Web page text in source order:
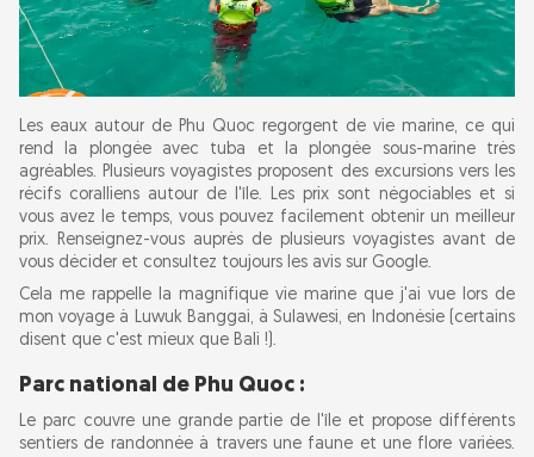
Les eaux autour de Phu Quoc regorgent de vie marine, ce qui
rend la plongée avec tuba et la plongée sous-marine très
agréables. Plusieurs voyagistes proposent des excursions vers les
récifs coralliens autour de l'île. Les prix sont négociables et si
vous avez le temps, vous pouvez facilement obtenir un meilleur
prix. Renseignez-vous auprès de plusieurs voyagistes avant de
vous décider et consultez toujours les avis sur Google.
Cela me rappelle la magnifique vie marine que j'ai vue lors de
mon voyage à Luwuk Banggai, à Sulawesi, en Indonésie (certains
disent que c'est mieux que Bali !).
Parc national de Phu Quoc :
Le parc couvre une grande partie de l'île et propose différents
sentiers de randonnée à travers une faune et une flore variées.